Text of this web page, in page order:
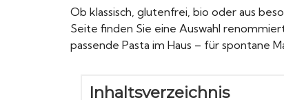
Ob klassisch, glutenfrei, bio oder aus
Seite finden Sie eine Auswahl
passende Pasta im Haus – für spontane
Inhaltsverzeichnis